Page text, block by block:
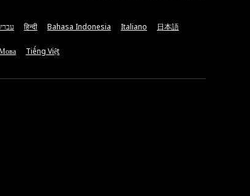
हिन्दी Bahasa Indonesia Italiano 日本語
Tiếng Việt